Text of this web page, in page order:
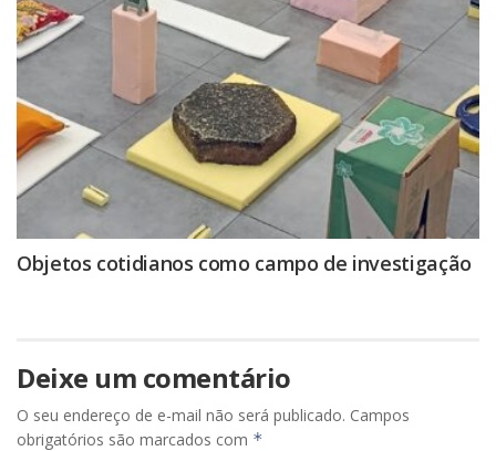
Objetos cotidianos como campo de investigação
Deixe um comentário
O seu endereço de e-mail não será publicado. Campos
obrigatórios são marcados com *